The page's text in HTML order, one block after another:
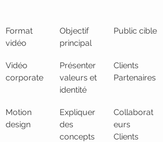
Format
vidéo
Objectif
principal
Public cible
Vidéo
corporate
Présenter
valeurs et
identité
Clients
Partenaires
Motion
design
Expliquer
des
concepts
Collaborat
eurs
Clients